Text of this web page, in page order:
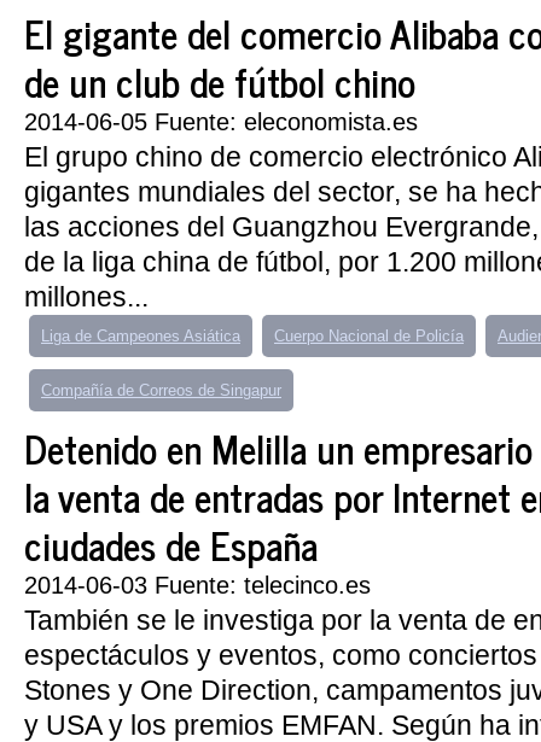
El gigante del comercio Alibaba
de un club de fútbol chino
2014-06-05 Fuente: eleconomista.es
El grupo chino de comercio electrónico
gigantes mundiales del sector, se ha
las acciones del Guangzhou
de la liga china de fútbol, por 1.200
millones...
Liga de Campeones Asiática Cuerpo Nacional de Policía
Compañía de Correos de Singapur
Detenido en Melilla un
la venta de entradas por Internet
ciudades de España
2014-06-03 Fuente: telecinco.es
También se le investiga por la venta de
espectáculos y eventos, como
Stones y One Direction, campamentos
y USA y los premios EMFAN. Según ha